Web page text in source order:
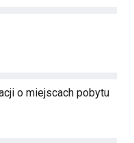
o miejscach pobytu